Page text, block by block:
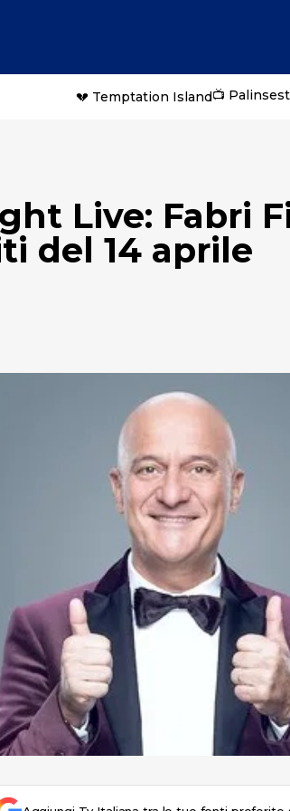
💔 Temptation Island📺
Live: Fabri
del 14 aprile